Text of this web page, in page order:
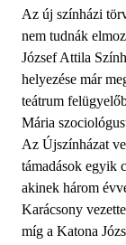
Az új színházi
nem tudnák
József Attila
helyezése már
teátrum
Mária
Az Újszínházat
támadások egyik
akinek három
Karácsony
míg a Katona